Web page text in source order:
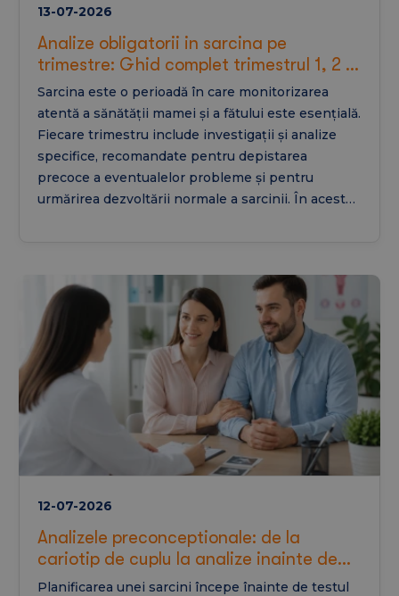
13-07-2026
Analize obligatorii in sarcina pe
trimestre: Ghid complet trimestrul 1, 2 si
3 (inclusiv testul de toleranta la
Glucoza)
Sarcina este o perioadă în care monitorizarea
atentă a sănătății mamei și a fătului este esențială.
Fiecare trimestru include investigații și analize
specifice, recomandate pentru depistarea
precoce a eventualelor probleme și pentru
urmărirea dezvoltării normale a sarcinii. În acest
pot fi recomandate în sarcinile cu risc crescut.
12-07-2026
Analizele preconceptionale: de la
cariotip de cuplu la analize inainte de
sarcina
Planificarea unei sarcini începe înainte de testul